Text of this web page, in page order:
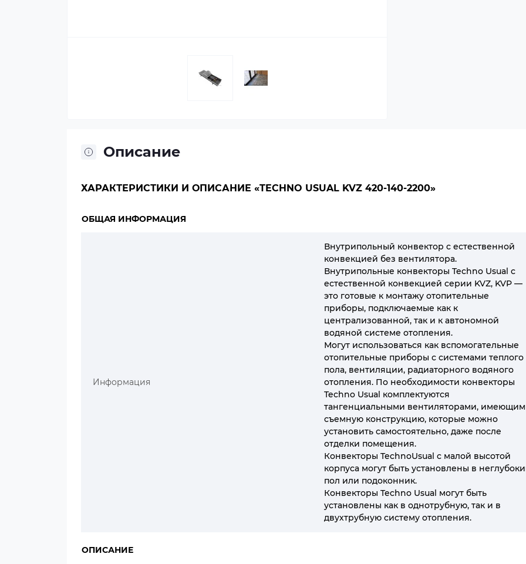
Описание
ХАРАКТЕРИСТИКИ И ОПИСАНИЕ «TECHNO USUAL KVZ 420-140-2200»
ОБЩАЯ ИНФОРМАЦИЯ
Информация
Внутрипольный конвектор с естественной
конвекцией без вентилятора.
Внутрипольные конвекторы Techno Usual с
естественной конвекцией серии KVZ, KVP —
это готовые к монтажу отопительные
приборы, подключаемые как к
централизованной, так и к автономной
водяной системе отопления.
Могут использоваться как вспомогательные
отопительные приборы с системами теплого
пола, вентиляции, радиаторного водяного
отопления. По необходимости конвекторы
Techno Usual комплектуются
тангенциальными вентиляторами,
съемную конструкцию, которые можно
установить самостоятельно, даже после
отделки помещения.
Конвекторы TechnoUsual с малой высотой
корпуса могут быть установлены в
пол или подоконник.
Конвекторы Techno Usual могут быть
установлены как в однотрубную, так и в
двухтрубную систему отопления.
ОПИСАНИЕ